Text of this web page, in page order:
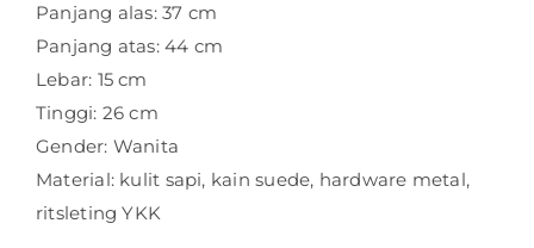
Panjang alas: 37 cm
Panjang atas: 44 cm
Lebar: 15 cm
Tinggi: 26 cm
Gender: Wanita
Material: kulit sapi, kain suede, hardware metal,
ritsleting YKK